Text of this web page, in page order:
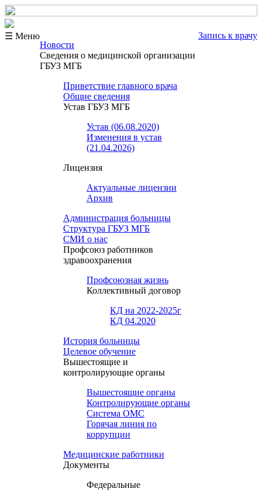
☰ Меню
Запись к врачу
Новости
Сведения о медицинской организации
ГБУЗ МГБ
Приветствие главного врача
Общие сведения
Устав ГБУЗ МГБ
Устав (06.08.2020)
Изменения в устав
(21.04.2026)
Лицензия
Актуальные лицензии
Архив
Администрация больницы
Структура ГБУЗ МГБ
СМИ о нас
Профсоюз работников
здравоохранения
Профсоюзная жизнь
Коллективный договор
КД на 2022-2025г
КД 04.2020
История больницы
Целевое обучение
Вышестоящие и
контролирующие органы
Вышестоящие органы
Контролирующие органы
Система ОМС
Горячая линия по
коррупции
Медицинские работники
Документы
Федеральные